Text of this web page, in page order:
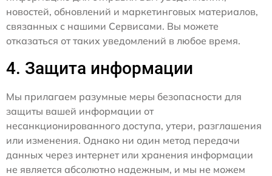
новостей, обновлений и маркетинговых материалов,
связанных с нашими Сервисами. Вы можете
отказаться от таких уведомлений в любое время.
4. Защита информации
Мы прилагаем разумные меры безопасности для
защиты вашей информации от
несанкционированного доступа, утери, разглашения
или изменения. Однако ни один метод передачи
данных через интернет или хранения информации
не является абсолютно надежным, и мы не можем